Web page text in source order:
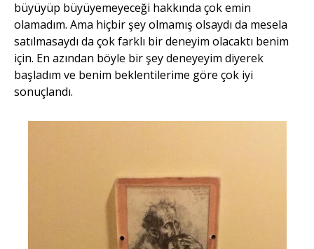
büyüyüp büyüyemeyeceği hakkında çok emin
olamadım. Ama hiçbir şey olmamış olsaydı da mesela
satılmasaydı da çok farklı bir deneyim olacaktı benim
için. En azından böyle bir şey deneyeyim diyerek
başladım ve benim beklentilerime göre çok iyi
sonuçlandı.